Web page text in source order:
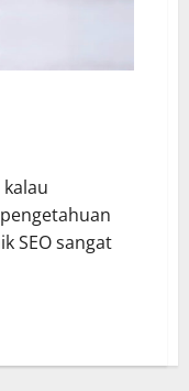
SEO sangat